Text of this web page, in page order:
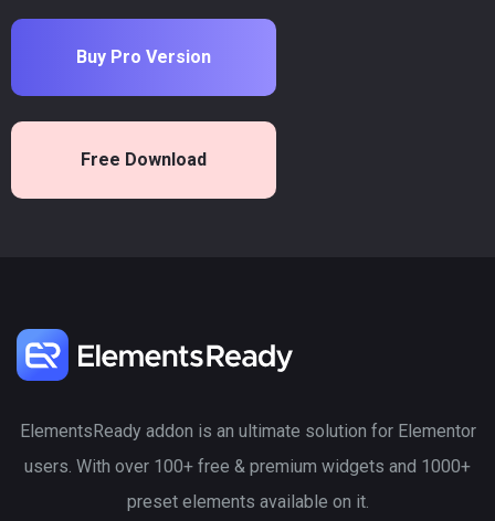
Buy Pro Version
Free Download
ElementsReady addon is an ultimate solution for Elementor
users. With over 100+ free & premium widgets and 1000+
preset elements available on it.